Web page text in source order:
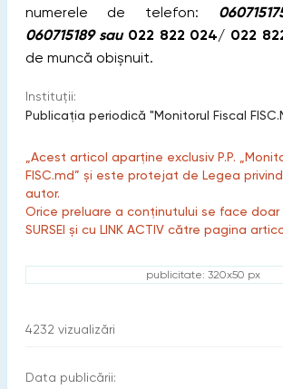
numerele de telefon:
060715189 sau 022 822 024/ 022
de muncă obișnuit.
Instituții:
Publicaţia periodică "Monitorul Fiscal
„Acest articol aparține exclusiv P.P.
FISC.md” și este protejat de Legea
autor.
Orice preluare a conținutului se face doar
SURSEI și cu LINK ACTIV către pagina
publicitate: 320x50 px
4232 vizualizări
Data publicării: